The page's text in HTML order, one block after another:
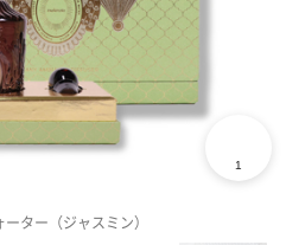
ター（ジャスミン）